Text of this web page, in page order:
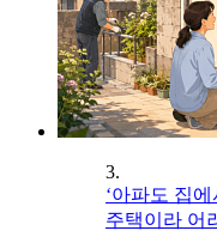
3.
‘아파도 집
주택이라 어